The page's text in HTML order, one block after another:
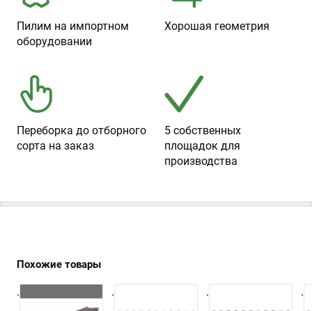
Пилим на импортном
оборудовании
Хорошая геометрия
Переборка до отборного
сорта на заказ
5 собственных
площадок для
производства
Похожие товары
. . . .